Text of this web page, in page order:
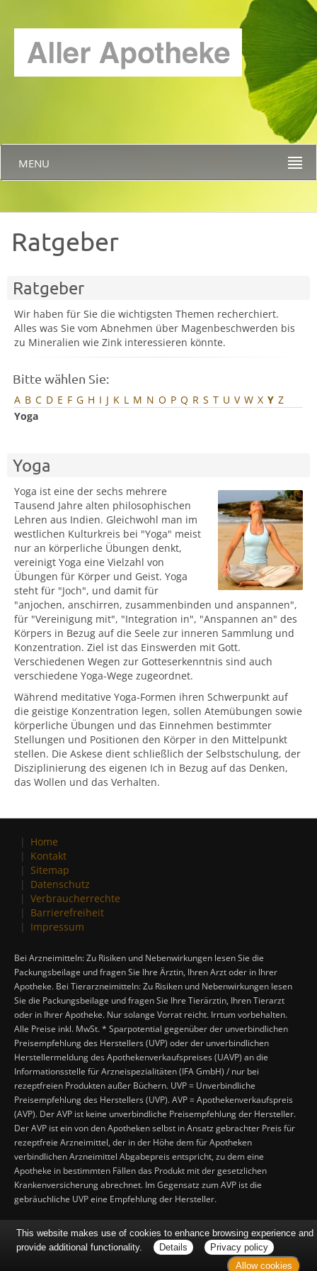
MENU
Ratgeber
Ratgeber
Wir haben für Sie die wichtigsten Themen recherchiert.
Alles was Sie vom Abnehmen über Magenbeschwerden bis
zu Mineralien wie Zink interessieren könnte.
Bitte wählen Sie:
A B C D E F G H I J K L M N O P Q R S T U V W X Y Z
Yoga
Yoga
Yoga ist eine der sechs mehrere
Tausend Jahre alten philosophischen
Lehren aus Indien. Gleichwohl man im
westlichen Kulturkreis bei "Yoga" meist
nur an körperliche Übungen denkt,
vereinigt Yoga eine Vielzahl von
Übungen für Körper und Geist. Yoga
steht für "Joch", und damit für
"anjochen, anschirren, zusammenbinden und anspannen",
für "Vereinigung mit", "Integration in", "Anspannen an" des
Körpers in Bezug auf die Seele zur inneren Sammlung und
Konzentration. Ziel ist das Einswerden mit Gott.
Verschiedenen Wegen zur Gotteserkenntnis sind auch
verschiedene Yoga-Wege zugeordnet.
Während meditative Yoga-Formen ihren Schwerpunkt auf
die geistige Konzentration legen, sollen Atemübungen sowie
körperliche Übungen und das Einnehmen bestimmter
Stellungen und Positionen den Körper in den Mittelpunkt
stellen. Die Askese dient schließlich der Selbstschulung, der
Disziplinierung des eigenen Ich in Bezug auf das Denken,
das Wollen und das Verhalten.
Home
Kontakt
Sitemap
Datenschutz
Verbraucherrechte
Barrierefreiheit
Impressum
Bei Arzneimitteln: Zu Risiken und Nebenwirkungen lesen Sie die
Packungsbeilage und fragen Sie Ihre Ärztin, Ihren Arzt oder in Ihrer
Apotheke. Bei Tierarzneimitteln: Zu Risiken und Nebenwirkungen lesen
Sie die Packungsbeilage und fragen Sie Ihre Tierärztin, Ihren Tierarzt
oder in Ihrer Apotheke. Nur solange Vorrat reicht. Irrtum vorbehalten.
Alle Preise inkl. MwSt. * Sparpotential gegenüber der unverbindlichen
Preisempfehlung des Herstellers (UVP) oder der unverbindlichen
Herstellermeldung des Apothekenverkaufspreises (UAVP) an die
Informationsstelle für Arzneispezialitäten (IFA GmbH) / nur bei
rezeptfreien Produkten außer Büchern. UVP = Unverbindliche
Preisempfehlung des Herstellers (UVP). AVP = Apothekenverkaufspreis
(AVP). Der AVP ist keine unverbindliche Preisempfehlung der Hersteller.
Der AVP ist ein von den Apotheken selbst in Ansatz gebrachter Preis für
rezeptfreie Arzneimittel, der in der Höhe dem für Apotheken
verbindlichen Arzneimittel Abgabepreis entspricht, zu dem eine
Apotheke in bestimmten Fällen das Produkt mit der gesetzlichen
Krankenversicherung abrechnet. Im Gegensatz zum AVP ist die
gebräuchliche UVP eine Empfehlung der Hersteller.
This website makes use of cookies to enhance browsing experience and
provide additional functionality.
Details
Privacy policy
Allow cookies